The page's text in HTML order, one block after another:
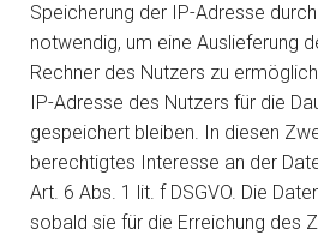
Speicherung der IP-Adresse
notwendig, um eine Auslieferung
Rechner des Nutzers zu
IP-Adresse des Nutzers für die
gespeichert bleiben. In diesen
berechtigtes Interesse an der
Art. 6 Abs. 1 lit. f DSGVO. Die
sobald sie für die Erreichung des